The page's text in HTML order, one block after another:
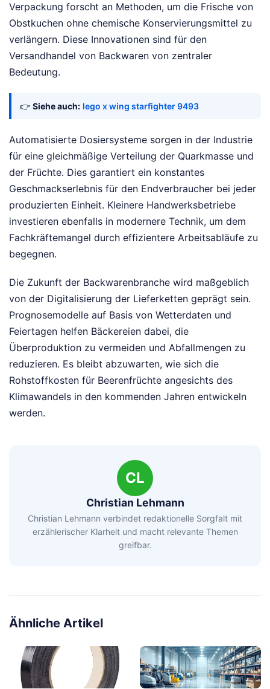
Verpackung forscht an Methoden, um die Frische von
Obstkuchen ohne chemische Konservierungsmittel zu
verlängern. Diese Innovationen sind für den
Versandhandel von Backwaren von zentraler
Bedeutung.
👉 Siehe auch: lego x wing starfighter 9493
Automatisierte Dosiersysteme sorgen in der Industrie
für eine gleichmäßige Verteilung der Quarkmasse und
der Früchte. Dies garantiert ein konstantes
Geschmackserlebnis für den Endverbraucher bei jeder
produzierten Einheit. Kleinere Handwerksbetriebe
investieren ebenfalls in modernere Technik, um dem
Fachkräftemangel durch effizientere Arbeitsabläufe zu
begegnen.
Die Zukunft der Backwarenbranche wird maßgeblich
von der Digitalisierung der Lieferketten geprägt sein.
Prognosemodelle auf Basis von Wetterdaten und
Feiertagen helfen Bäckereien dabei, die
Überproduktion zu vermeiden und Abfallmengen zu
reduzieren. Es bleibt abzuwarten, wie sich die
Rohstoffkosten für Beerenfrüchte angesichts des
Klimawandels in den kommenden Jahren entwickeln
werden.
CL
Christian Lehmann
Christian Lehmann verbindet redaktionelle Sorgfalt mit
erzählerischer Klarheit und macht relevante Themen
greifbar.
Ähnliche Artikel